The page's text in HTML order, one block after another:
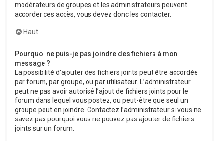
modérateurs de groupes et les administrateurs peuvent
accorder ces accès, vous devez donc les contacter.
Haut
Pourquoi ne puis-je pas joindre des fichiers à mon
message ?
La possibilité d’ajouter des fichiers joints peut être accordée
par forum, par groupe, ou par utilisateur. L’administrateur
peut ne pas avoir autorisé l’ajout de fichiers joints pour le
forum dans lequel vous postez, ou peut-être que seul un
groupe peut en joindre. Contactez l’administrateur si vous ne
savez pas pourquoi vous ne pouvez pas ajouter de fichiers
joints sur un forum.